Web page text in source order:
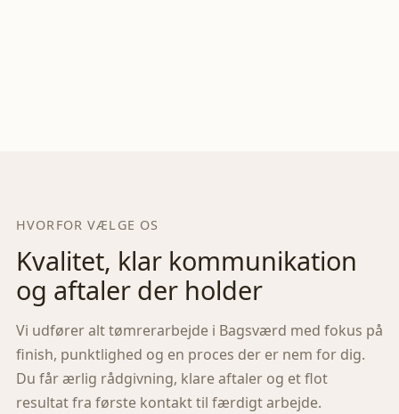
HVORFOR VÆLGE OS
Kvalitet, klar kommunikation
og aftaler der holder
Vi udfører alt tømrerarbejde i Bagsværd med fokus på
finish, punktlighed og en proces der er nem for dig.
Du får ærlig rådgivning, klare aftaler og et flot
resultat fra første kontakt til færdigt arbejde.